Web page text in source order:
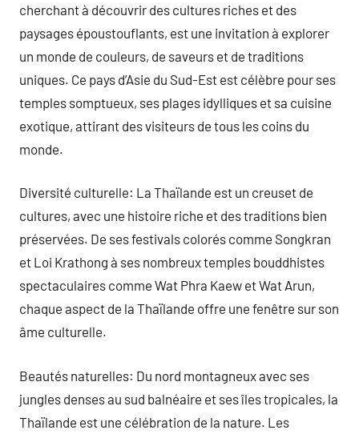
cherchant à découvrir des cultures riches et des
paysages époustouflants, est une invitation à explorer
un monde de couleurs, de saveurs et de traditions
uniques. Ce pays d’Asie du Sud-Est est célèbre pour ses
temples somptueux, ses plages idylliques et sa cuisine
exotique, attirant des visiteurs de tous les coins du
monde.
Diversité culturelle: La Thaïlande est un creuset de
cultures, avec une histoire riche et des traditions bien
préservées. De ses festivals colorés comme Songkran
et Loi Krathong à ses nombreux temples bouddhistes
spectaculaires comme Wat Phra Kaew et Wat Arun,
chaque aspect de la Thaïlande offre une fenêtre sur son
âme culturelle.
Beautés naturelles: Du nord montagneux avec ses
jungles denses au sud balnéaire et ses îles tropicales, la
Thaïlande est une célébration de la nature. Les